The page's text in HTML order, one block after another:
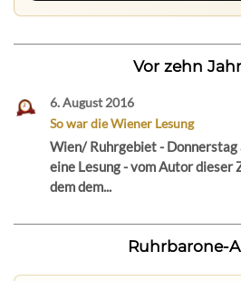
Vor zehn
6. August 2016
So war die Wiener Lesung
Wien/ Ruhrgebiet - Donnerstag
eine Lesung - vom Autor dieser
dem dem...
Ruhrbarone-